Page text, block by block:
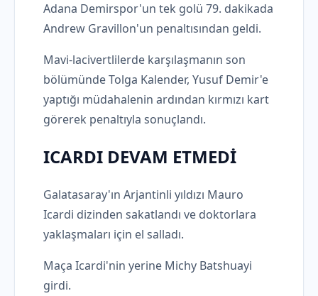
Adana Demirspor'un tek golü 79. dakikada
Andrew Gravillon'un penaltısından geldi.
Mavi-lacivertlilerde karşılaşmanın son
bölümünde Tolga Kalender, Yusuf Demir'e
yaptığı müdahalenin ardından kırmızı kart
görerek penaltıyla sonuçlandı.
ICARDI DEVAM ETMEDİ
Galatasaray'ın Arjantinli yıldızı Mauro
Icardi dizinden sakatlandı ve doktorlara
yaklaşmaları için el salladı.
Maça Icardi'nin yerine Michy Batshuayi
girdi.